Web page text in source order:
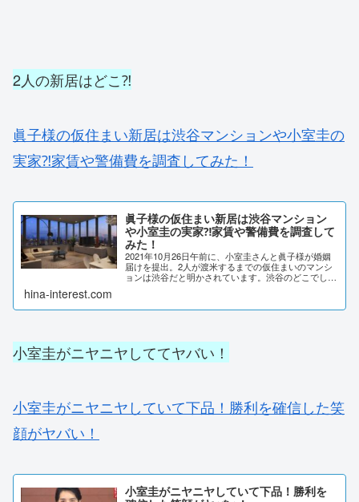
2人の新居はどこ⁈
眞子様の仮住まい新居は渋谷マンションや小室圭の
実家⁈家賃や警備費を調査してみた！
眞子様の仮住まい新居は渋谷マンション
や小室圭の実家⁈家賃や警備費を調査して
みた！
2021年10月26日午前に、小室圭さんと眞子様が婚姻
届けを提出。2人が渡米するまでの仮住まいのマンシ
ョンは渋谷だと明かされています。渋谷のどこでしょ
hina-interest.com
小室圭がニヤニヤしててヤバい！
小室圭がニヤニヤしていて下品！勝利を確信した笑
顔がヤバい！
小室圭がニヤニヤしていて下品！勝利を